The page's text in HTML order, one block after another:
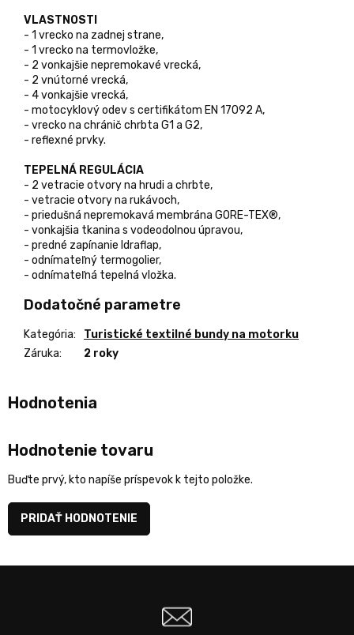
VLASTNOSTI
- 1 vrecko na zadnej strane,
- 1 vrecko na termovložke,
- 2 vonkajšie nepremokavé vrecká,
- 2 vnútorné vrecká,
- 4 vonkajšie vrecká,
- motocyklový odev s certifikátom EN 17092 A,
- vrecko na chránič chrbta G1 a G2,
- reflexné prvky.
TEPELNÁ REGULÁCIA
- 2 vetracie otvory na hrudi a chrbte,
- vetracie otvory na rukávoch,
- priedušná nepremokavá membrána GORE-TEX®,
- vonkajšia tkanina s vodeodolnou úpravou,
- predné zapínanie Idraflap,
- odnímateľný termogolier,
- odnímateľná tepelná vložka.
Dodatočné parametre
Kategória:
Turistické textilné bundy na motorku
Záruka: 2 roky
Hodnotenie tovaru
Buďte prvý, kto napíše príspevok k tejto položke.
PRIDAŤ HODNOTENIE